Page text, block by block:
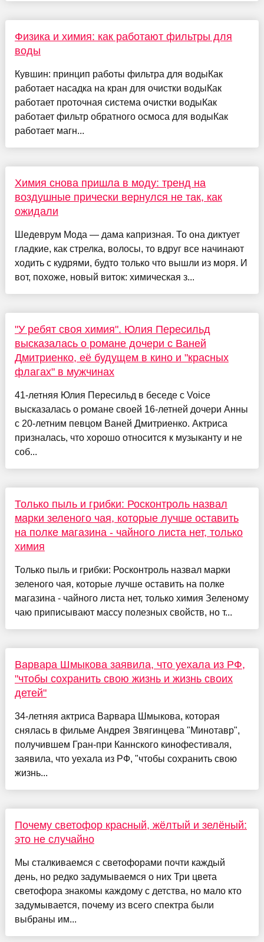
Физика и химия: как работают фильтры для
воды
Кувшин: принцип работы фильтра для водыКак
работает насадка на кран для очистки водыКак
работает проточная система очистки водыКак
работает фильтр обратного осмоса для водыКак
работает магн...
Химия снова пришла в моду: тренд на
воздушные прически вернулся не так, как
ожидали
Шедеврум Мода — дама капризная. То она диктует
гладкие, как стрелка, волосы, то вдруг все начинают
ходить с кудрями, будто только что вышли из моря. И
вот, похоже, новый виток: химическая з...
"У ребят своя химия". Юлия Пересильд
высказалась о романе дочери с Ваней
Дмитриенко, её будущем в кино и "красных
флагах" в мужчинах
41-летняя Юлия Пересильд в беседе с Voice
высказалась о романе своей 16-летней дочери Анны
с 20-летним певцом Ваней Дмитриенко. Актриса
призналась, что хорошо относится к музыканту и не
соб...
Только пыль и грибки: Росконтроль назвал
марки зеленого чая, которые лучше оставить
на полке магазина - чайного листа нет, только
химия
Только пыль и грибки: Росконтроль назвал марки
зеленого чая, которые лучше оставить на полке
магазина - чайного листа нет, только химия Зеленому
чаю приписывают массу полезных свойств, но т...
Варвара Шмыкова заявила, что уехала из РФ,
"чтобы сохранить свою жизнь и жизнь своих
детей"
34-летняя актриса Варвара Шмыкова, которая
снялась в фильме Андрея Звягинцева "Минотавр",
получившем Гран-при Каннского кинофестиваля,
заявила, что уехала из РФ, "чтобы сохранить свою
жизнь...
Почему светофор красный, жёлтый и зелёный:
это не случайно
Мы сталкиваемся с светофорами почти каждый
день, но редко задумываемся о них Три цвета
светофора знакомы каждому с детства, но мало кто
задумывается, почему из всего спектра были
выбраны им...